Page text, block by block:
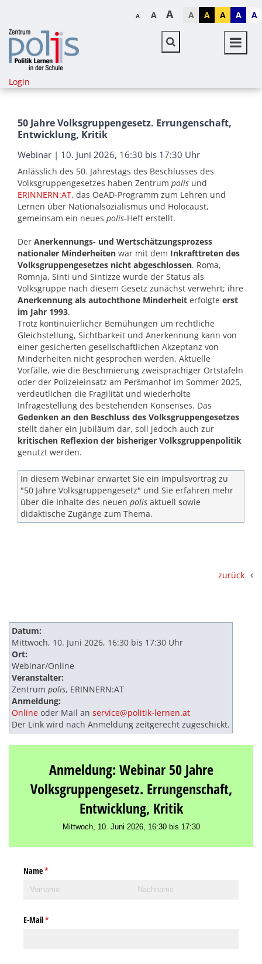
A A A A A A A A
Login
50 Jahre Volksgruppengesetz. Errungenschaft,
Entwicklung, Kritik
Webinar | 10. Juni 2026, 16:30 bis 17:30 Uhr
Anlässlich des 50. Jahrestags des Beschlusses des
Volksgruppengesetzes haben Zentrum polis und
ERINNERN:AT, das OeAD-Programm zum Lehren und
Lernen über Nationalsozialismus und Holocaust,
gemeinsam ein neues polis-Heft erstellt.
Der Anerkennungs- und Wertschätzungsprozess
nationaler Minderheiten war mit dem Inkrafttreten des
Volksgruppengesetzes nicht abgeschlossen. Roma,
Romnja, Sinti und Sintizze wurde der Status als
Volksgruppe nach diesem Gesetz zunächst verwehrt; ihre
Anerkennung als autochthone Minderheit erfolgte erst
im Jahr 1993.
Trotz kontinuierlicher Bemühungen um rechtliche
Gleichstellung, Sichtbarkeit und Anerkennung kann von
einer gesicherten gesellschaftlichen Akzeptanz von
Minderheiten nicht gesprochen werden. Aktuelle
Vorfälle, wie die Beschmierung zweisprachiger Ortstafeln
oder der Polizeieinsatz am Peršmanhof im Sommer 2025,
verdeutlichen die Fragilität und wiederholte
Infragestellung des bestehenden Konsenses. Das
Gedenken an den Beschluss des Volksgruppengesetzes
stellt daher ein Jubiläum dar, soll jedoch auch zur
kritischen Reflexion der bisheriger Volksgruppenpolitik
genutzt werden.
In diesem Webinar erwartet Sie ein Impulsvortrag zu
"50 Jahre Volksgruppengesetz" und Sie erfahren mehr
über die Inhalte des neuen polis aktuell sowie
didaktische Zugänge zum Thema.
zurück
Datum:
Mittwoch, 10. Juni 2026, 16:30 bis 17:30 Uhr
Ort:
Webinar/Online
Veranstalter:
Zentrum polis, ERINNERN:AT
Anmeldung:
Online oder Mail an service@politik-lernen.at
Der Link wird nach Anmeldung zeitgerecht zugeschickt.